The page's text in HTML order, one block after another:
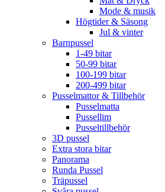
Mode & musik
Högtider & Säsong
Jul & vinter
Barnpussel
1-49 bitar
50-99 bitar
100-199 bitar
200-499 bitar
Pusselmattor & Tillbehör
Pusselmatta
Pussellim
Pusseltillbehör
3D pussel
Extra stora bitar
Panorama
Runda Pussel
Träpussel